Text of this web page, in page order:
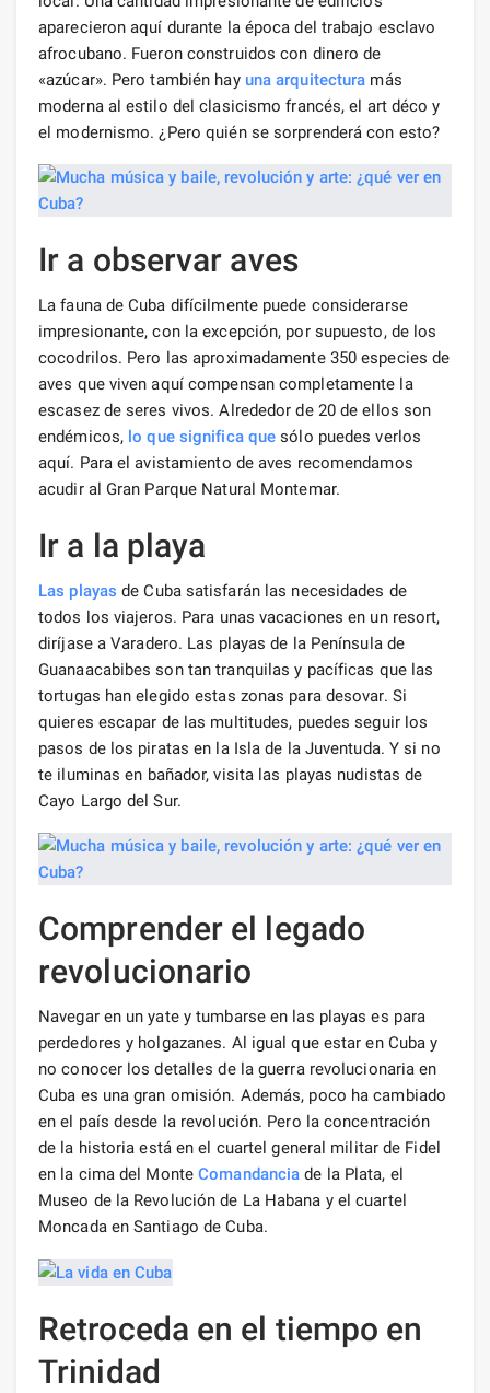
aparecieron aquí durante la época del trabajo esclavo
afrocubano. Fueron construidos con dinero de
«azúcar». Pero también hay una arquitectura más
moderna al estilo del clasicismo francés, el art déco y
el modernismo. ¿Pero quién se sorprenderá con esto?
Ir a observar aves
La fauna de Cuba difícilmente puede considerarse
impresionante, con la excepción, por supuesto, de los
cocodrilos. Pero las aproximadamente 350 especies de
aves que viven aquí compensan completamente la
escasez de seres vivos. Alrededor de 20 de ellos son
endémicos, lo que significa que sólo puedes verlos
aquí. Para el avistamiento de aves recomendamos
acudir al Gran Parque Natural Montemar.
Ir a la playa
Las playas de Cuba satisfarán las necesidades de
todos los viajeros. Para unas vacaciones en un resort,
diríjase a Varadero. Las playas de la Península de
Guanaacabibes son tan tranquilas y pacíficas que las
tortugas han elegido estas zonas para desovar. Si
quieres escapar de las multitudes, puedes seguir los
pasos de los piratas en la Isla de la Juventuda. Y si no
te iluminas en bañador, visita las playas nudistas de
Cayo Largo del Sur.
Comprender el legado
revolucionario
Navegar en un yate y tumbarse en las playas es para
perdedores y holgazanes. Al igual que estar en Cuba y
no conocer los detalles de la guerra revolucionaria en
Cuba es una gran omisión. Además, poco ha cambiado
en el país desde la revolución. Pero la concentración
de la historia está en el cuartel general militar de Fidel
en la cima del MonteComandancia de la Plata, el
Museo de la Revolución de La Habana y el cuartel
Moncada en Santiago de Cuba.
Retroceda en el tiempo en
Trinidad